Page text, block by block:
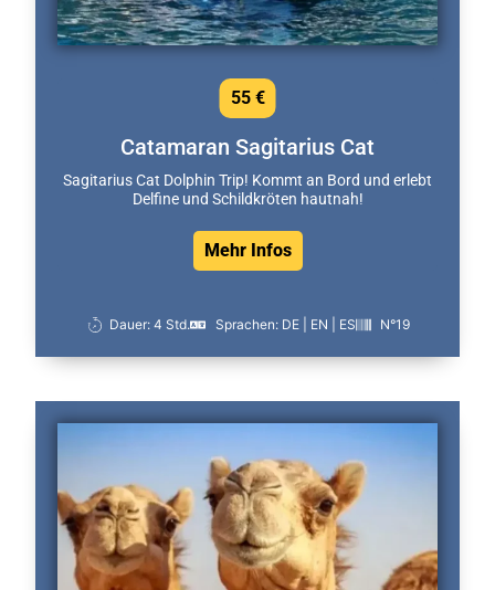
Catamaran Sagitarius Cat
Sagitarius Cat Dolphin Trip! Kommt an Bord und erlebt
Delfine und Schildkröten hautnah!
Mehr Infos
55 €
Dauer: 4 Std. Sprachen: DE | EN | ES N°19